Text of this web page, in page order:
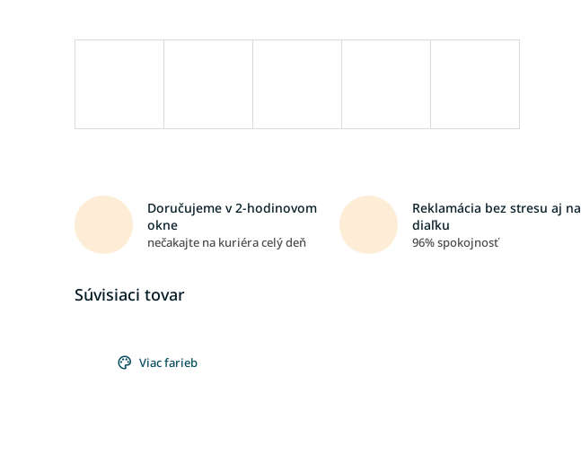
Doručujeme v 2-hodinovom
okne
nečakajte na kuriéra celý deň
Reklamácia bez stresu aj na
diaľku
96% spokojnosť
Súvisiaci tovar
Viac farieb